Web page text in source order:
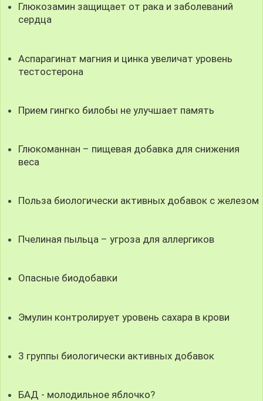
Глюкозамин защищает от рака и заболеваний
сердца
Аспарагинат магния и цинка увеличат уровень
тестостерона
Прием гингко билобы не улучшает память
Глюкоманнан – пищевая добавка для снижения
веса
Польза биологически активных добавок с железом
Пчелиная пыльца – угроза для аллергиков
Опасные биодобавки
Эмулин контролирует уровень сахара в крови
3 группы биологически активных добавок
БАД - молодильное яблочко?